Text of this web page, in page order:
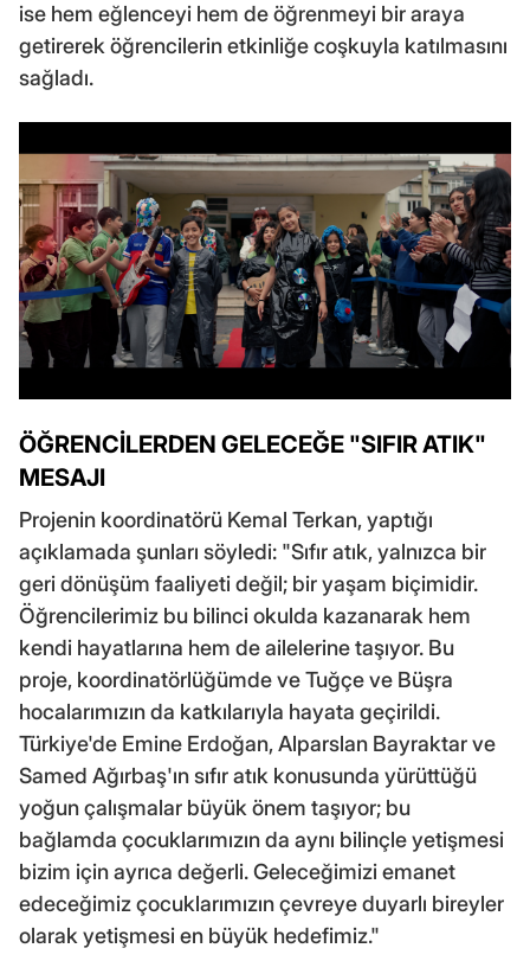
ise hem eğlenceyi hem de öğrenmeyi bir araya
getirerek öğrencilerin etkinliğe coşkuyla katılmasını
sağladı.
ÖĞRENCİLERDEN GELECEĞE "SIFIR ATIK"
MESAJI
Projenin koordinatörü Kemal Terkan, yaptığı
açıklamada şunları söyledi: "Sıfır atık, yalnızca bir
geri dönüşüm faaliyeti değil; bir yaşam biçimidir.
Öğrencilerimiz bu bilinci okulda kazanarak hem
kendi hayatlarına hem de ailelerine taşıyor. Bu
proje, koordinatörlüğümde ve Tuğçe ve Büşra
hocalarımızın da katkılarıyla hayata geçirildi.
Türkiye'de Emine Erdoğan, Alparslan Bayraktar ve
Samed Ağırbaş'ın sıfır atık konusunda yürüttüğü
yoğun çalışmalar büyük önem taşıyor; bu
bağlamda çocuklarımızın da aynı bilinçle yetişmesi
bizim için ayrıca değerli. Geleceğimizi emanet
edeceğimiz çocuklarımızın çevreye duyarlı bireyler
olarak yetişmesi en büyük hedefimiz."